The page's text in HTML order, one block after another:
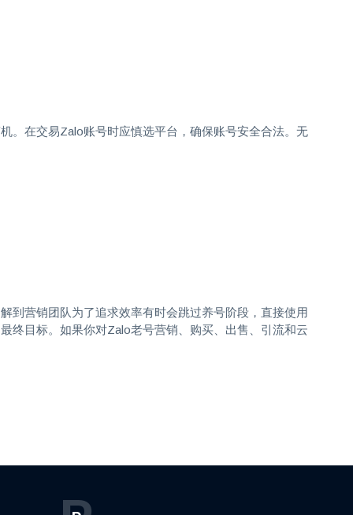
。在交易Zalo账号时应慎选平台，确保账号安全合法。无
到营销团队为了追求效率有时会跳过养号阶段，直接使用
终目标。如果你对Zalo老号营销、购买、出售、引流和云